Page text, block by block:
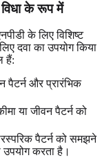
विधा के रूप में
के लिए विशिष्ट
दवा का उपयोग किया
हैं:
पैटर्न और प्रारंभिक
या जीवन पैटर्न को
पैटर्न को समझने
करता है।